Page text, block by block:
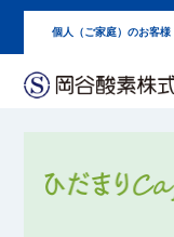
個人（ご家庭）のお客様